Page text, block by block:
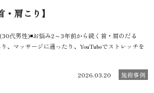
・肩こり】
代男性)◾️お悩み2～3年前から続く首・肩のだる
、マッサージに通ったり、YouTubeでストレッチを
2026.03.20 施術事例